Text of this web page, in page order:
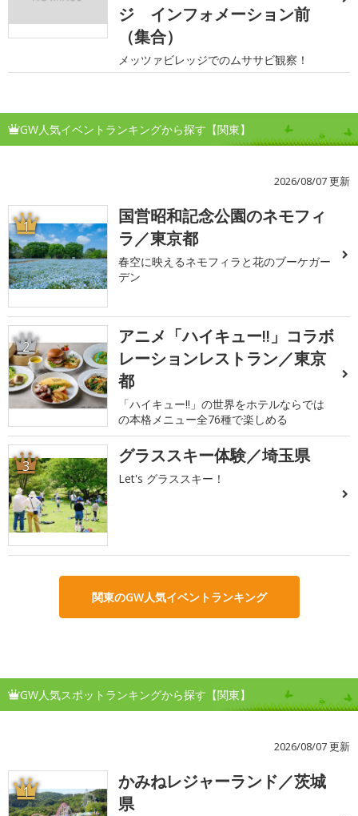
ジ インフォメーション前
（集合）
メッツァビレッジでのムササビ観察！
GW人気イベントランキングから探す【関東】
2026/08/07 更新
1
国営昭和記念公園のネモフィ
ラ／東京都
春空に映えるネモフィラと花のブーケガー
デン
2
アニメ「ハイキュー!!」コラボ
レーションレストラン／東京
都
「ハイキュー!!」の世界をホテルならでは
の本格メニュー全76種で楽しめる
3 グラススキー体験／埼玉県
Let's グラススキー！
関東のGW人気イベントランキング
GW人気スポットランキングから探す【関東】
2026/08/07 更新
1
かみねレジャーランド／茨城
県